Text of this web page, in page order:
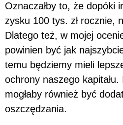
Oznaczałby to, że dopóki
zysku 100 tys. zł rocznie,
Dlatego też, w mojej
powinien być jak
temu będziemy mieli
ochrony naszego
mogłaby również być
oszczędzania.